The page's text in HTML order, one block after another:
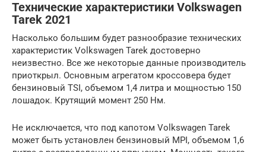
Технические характеристики Volkswagen
Tarek 2021
Насколько большим будет разнообразие технических
характеристик Volkswagen Tarek достоверно
неизвестно. Все же некоторые данные производитель
приоткрыл. Основным агрегатом кроссовера будет
бензиновый TSI, объемом 1,4 литра и мощностью 150
лошадок. Крутящий момент 250 Нм.
Не исключается, что под капотом Volkswagen Tarek
может быть установлен бензиновый MPI, объемом 1,6